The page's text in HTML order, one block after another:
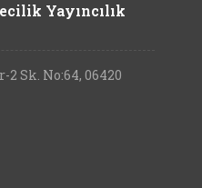
Yayıncılık
2 Sk. No:64, 06420